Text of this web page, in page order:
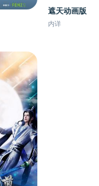
遮天动画版
内详